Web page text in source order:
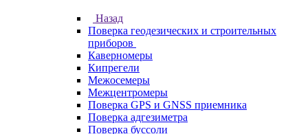
Назад
Поверка геодезических и строительных
приборов
Каверномеры
Кипрегели
Межосемеры
Межцентромеры
Поверка GPS и GNSS приемника
Поверка адгезиметра
Поверка буссоли